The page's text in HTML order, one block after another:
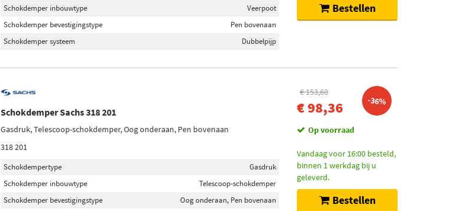
Schokdemper inbouwtype
Veerpoot
Schokdemper bevestigingstype
Pen bovenaan
Schokdemper systeem
Dubbelpijp
Bestellen
Schokdemper Sachs 318 201
Gasdruk, Telescoop-schokdemper, Oog onderaan, Pen bovenaan
318 201
Schokdempertype
Gasdruk
Schokdemper inbouwtype
Telescoop-schokdemper
Schokdemper bevestigingstype
Oog onderaan, Pen bovenaan
€ 153,68
€ 98,36 -36%
Op voorraad
Vandaag voor 16:00 besteld,
binnen 1 werkdag bij u
geleverd.
Bestellen